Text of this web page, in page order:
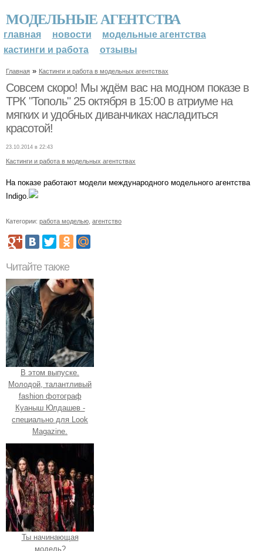
МОДЕЛЬНЫЕ АГЕНТСТВА
главная новости
модельные агентства
кастинги и работа
отзывы
Главная » Кастинги и работа в модельных агентствах
Совсем скоро! Мы ждём вас на модном показе в
ТРК "Тополь" 25 октября в 15:00 в атриуме на
мягких и удобных диванчиках насладиться
красотой!
23.10.2014 в 22:43
Кастинги и работа в модельных агентствах
На показе работают модели международного модельного агентства
Indigo.
Категории: работа моделью агентство
Читайте также
В этом выпуске.
Молодой, талантливый
fashion фотограф
Куаныш Юлдашев -
специально для Look
Magazine.
Ты начинающая
модель?